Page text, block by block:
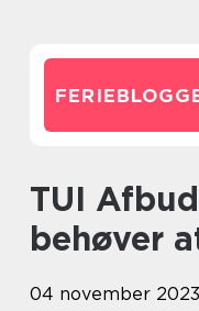
TUI Afbudsrejse: Alt du
behøver
04 november 2023